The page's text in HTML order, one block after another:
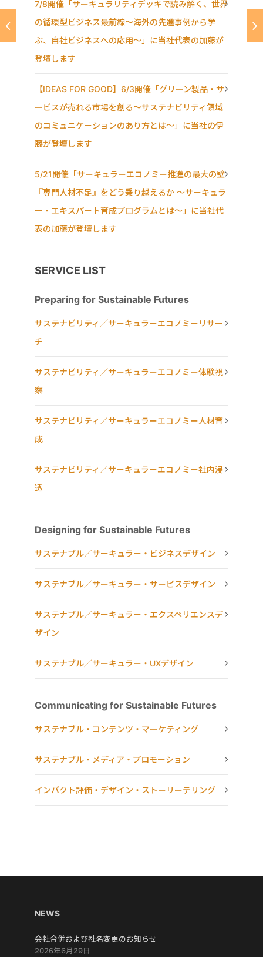
7/8開催「サーキュラリティデッキで読み解く、世界
の循環型ビジネス最前線〜海外の先進事例から学
ぶ、自社ビジネスへの応用〜」に当社代表の加藤が
登壇します
【IDEAS FOR GOOD】6/3開催「グリーン製品・サ
ービスが売れる市場を創る〜サステナビリティ領域
のコミュニケーションのあり方とは〜」に当社の伊
藤が登壇します
5/21開催「サーキュラーエコノミー推進の最大の壁
『専門人材不足』をどう乗り越えるか ～サーキュラ
ー・エキスパート育成プログラムとは～」に当社代
表の加藤が登壇します
SERVICE LIST
Preparing for Sustainable Futures
サステナビリティ／サーキュラーエコノミーリサー
チ
サステナビリティ／サーキュラーエコノミー体験視
察
サステナビリティ／サーキュラーエコノミー人材育
成
サステナビリティ／サーキュラーエコノミー社内浸
透
Designing for Sustainable Futures
サステナブル／サーキュラー・ビジネスデザイン
サステナブル／サーキュラー・サービスデザイン
サステナブル／サーキュラー・エクスペリエンスデ
ザイン
サステナブル／サーキュラー・UXデザイン
Communicating for Sustainable Futures
サステナブル・コンテンツ・マーケティング
サステナブル・メディア・プロモーション
インパクト評価・デザイン・ストーリーテリング
NEWS
会社合併および社名変更のお知らせ
2026年6月29日